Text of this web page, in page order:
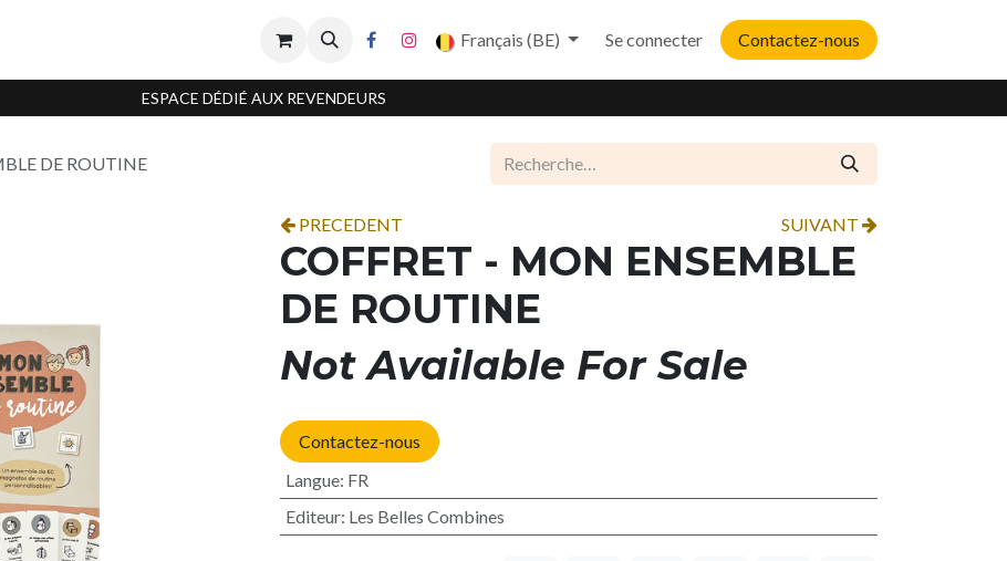
Français (BE) Se connecter Contactez-nous
ESPACE DÉDIÉ AUX REVENDEURS
DE ROUTINE
PRECEDENT SUIVANT
COFFRET - MON ENSEMBLE
DE ROUTINE
Not Available For Sale
Contactez-nous
Langue: FR
Editeur: Les Belles Combines